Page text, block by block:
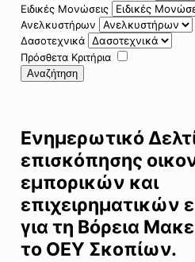
Ειδικές Μονώσεις
Ανελκυστήρων
Δασοτεχνικά
Πρόσθετα Κριτήρια
Αναζήτηση
Ενημερωτικό
επισκόπησης
εμπορικών και
επιχειρηματικών
για τη Βόρεια
το ΟΕΥ Σκοπίων.